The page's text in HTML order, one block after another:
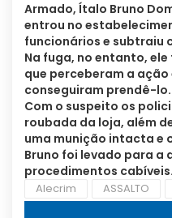
Armado, Ítalo Bruno
entrou no
funcionários e subtraiu
Na fuga, no entanto,
que perceberam a
conseguiram prendê-lo.
Com o suspeito os
roubada da loja, além
uma munição intacta e
Bruno foi levado para a
procedimentos cabíveis.
Alecrim ASSALTO